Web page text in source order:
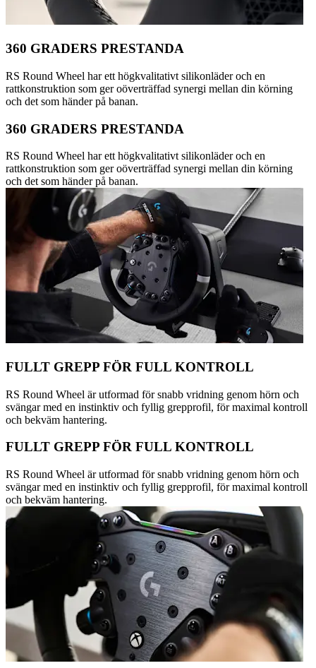
360 GRADERS PRESTANDA
RS Round Wheel har ett högkvalitativt silikonläder och en
rattkonstruktion som ger oöverträffad synergi mellan din körning
och det som händer på banan.
360 GRADERS PRESTANDA
RS Round Wheel har ett högkvalitativt silikonläder och en
rattkonstruktion som ger oöverträffad synergi mellan din körning
och det som händer på banan.
FULLT GREPP FÖR FULL KONTROLL
RS Round Wheel är utformad för snabb vridning genom hörn och
svängar med en instinktiv och fyllig grepprofil, för maximal kontroll
och bekväm hantering.
FULLT GREPP FÖR FULL KONTROLL
RS Round Wheel är utformad för snabb vridning genom hörn och
svängar med en instinktiv och fyllig grepprofil, för maximal kontroll
och bekväm hantering.